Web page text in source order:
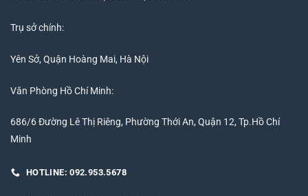
Trụ sở chính:
Yên Sở, Quận Hoàng Mai, Hà Nội
Văn Phòng Hồ Chí Minh:
686/6 Đường Lê Thị Riêng, Phường Thới An, Quận 12, Tp.Hồ Chí
Minh
HOTLINE: 092.953.5678